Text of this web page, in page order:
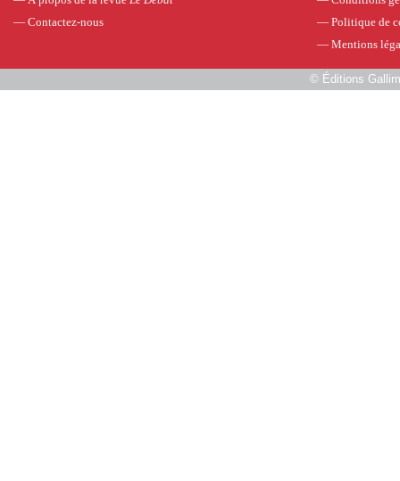
— Contactez-nous
— Politique de
— Mentions
© Éditions